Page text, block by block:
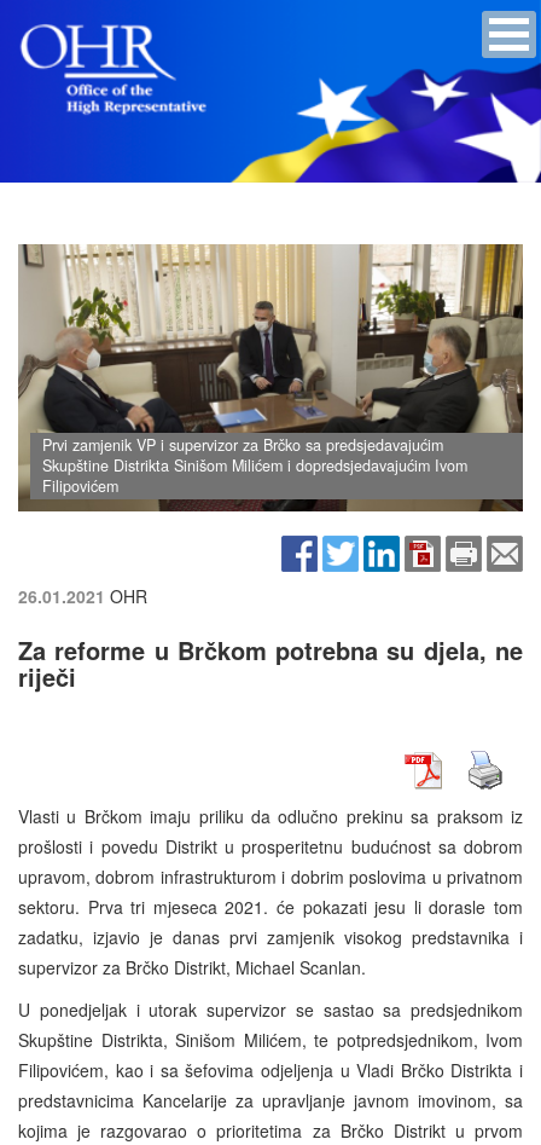
Prvi zamjenik VP i supervizor za Brčko sa predsjedavajućim
Skupštine Distrikta Sinišom Milićem i dopredsjedavajućim Ivom
Filipovićem
26.01.2021 OHR
Za reforme u Brčkom potrebna su djela, ne
riječi
Vlasti u Brčkom imaju priliku da odlučno prekinu sa praksom iz
prošlosti i povedu Distrikt u prosperitetnu budućnost sa dobrom
upravom, dobrom infrastrukturom i dobrim poslovima u privatnom
sektoru. Prva tri mjeseca 2021. će pokazati jesu li dorasle tom
zadatku, izjavio je danas prvi zamjenik visokog predstavnika i
supervizor za Brčko Distrikt, Michael Scanlan.
U ponedjeljak i utorak supervizor se sastao sa predsjednikom
Skupštine Distrikta, Sinišom Milićem, te potpredsjednikom, Ivom
Filipovićem, kao i sa šefovima odjeljenja u Vladi Brčko Distrikta i
predstavnicima Kancelarije za upravljanje javnom imovinom, sa
kojima je razgovarao o prioritetima za Brčko Distrikt u prvom